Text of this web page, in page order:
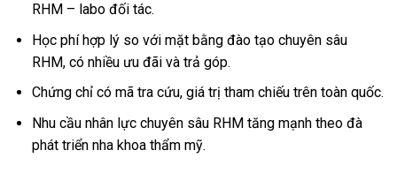
RHM – labo đối tác.
Học phí hợp lý so với mặt bằng đào tạo chuyên sâu
RHM, có nhiều ưu đãi và trả góp.
Chứng chỉ có mã tra cứu, giá trị tham chiếu trên toàn quốc.
Nhu cầu nhân lực chuyên sâu RHM tăng mạnh theo đà
phát triển nha khoa thẩm mỹ.